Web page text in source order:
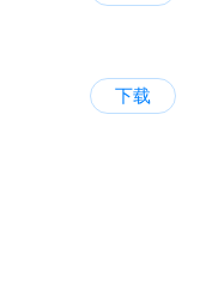
下载